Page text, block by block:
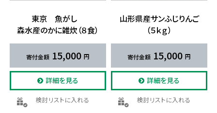
東京 魚が​し
森水産のかに​雑炊​（８食）
15,000
詳細を見る
検討リストに入れる
山形県産サンふじりんご
（５ｋｇ）
15,000
詳細を見る
検討リストに入れる